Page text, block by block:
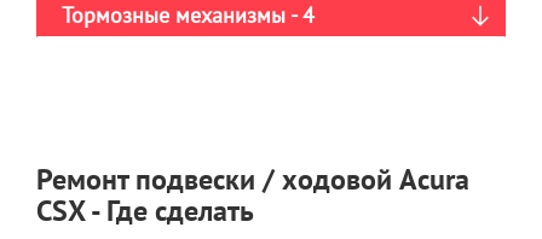
Тормозные механизмы - 4
Ремонт подвески / ходовой Acura
CSX - Где сделать